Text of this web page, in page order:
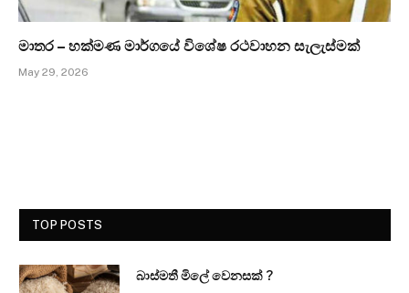
මාතර – හක්මණ මාර්ගයේ විශේෂ රථවාහන සැලැස්මක්
May 29, 2026
TOP POSTS
බාස්මතී මිලේ වෙනසක් ?